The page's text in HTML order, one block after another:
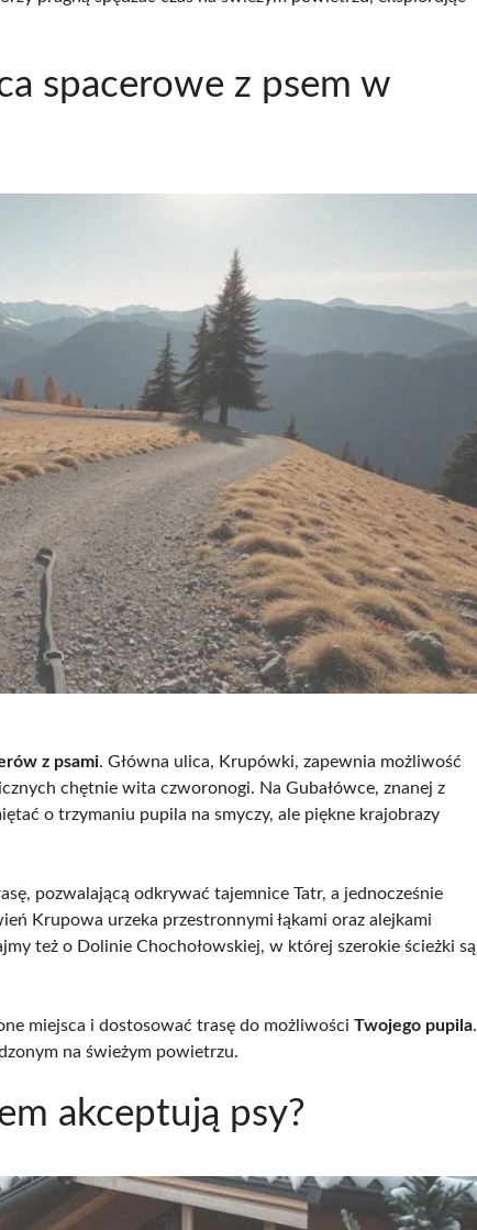
spacerowe z psem w
z psami. Główna ulica, Krupówki, zapewnia możliwość
chętnie wita czworonogi. Na Gubałówce, znanej z
o trzymaniu pupila na smyczy, ale piękne krajobrazy
pozwalającą odkrywać tajemnice Tatr, a jednocześnie
Krupowa urzeka przestronnymi łąkami oraz alejkami
też o Dolinie Chochołowskiej, w której szerokie ścieżki są
miejsca i dostosować trasę do możliwości Twojego pupila.
na świeżym powietrzu.
akceptują psy?